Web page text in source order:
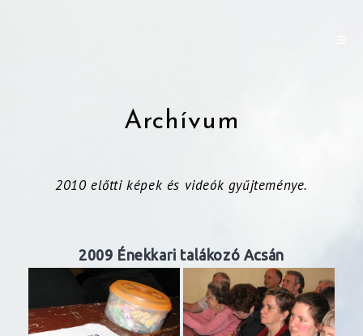
Archívum
2010 előtti képek és videók gyűjteménye.
2009 Énekkari talákozó Acsán